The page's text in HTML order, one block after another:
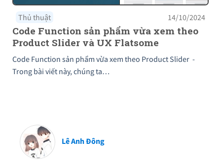
Thủ thuật 14/10/2024
Code Function sản phẩm vừa xem theo
Product Slider và UX Flatsome
Code Function sản phẩm vừa xem theo Product Slider -
Trong bài viết này, chúng ta…
Lê Anh Đông